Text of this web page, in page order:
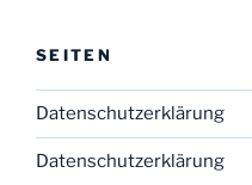
SEITEN
Datenschutzerklärung
Datenschutzerklärung